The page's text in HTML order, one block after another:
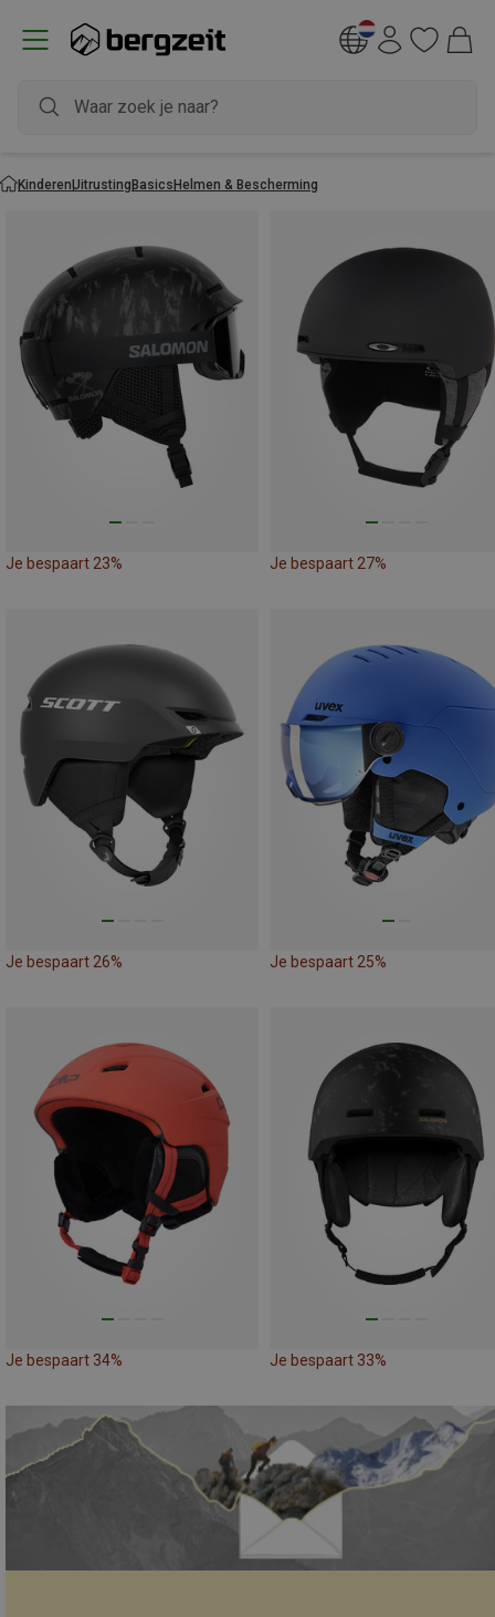
KinderenUitrustingBasicsHelmen & Bescherming
Je bespaart 23% Je bespaart 27%
Je bespaart 26% Je bespaart 25%
Je bespaart 34% Je bespaart 33%